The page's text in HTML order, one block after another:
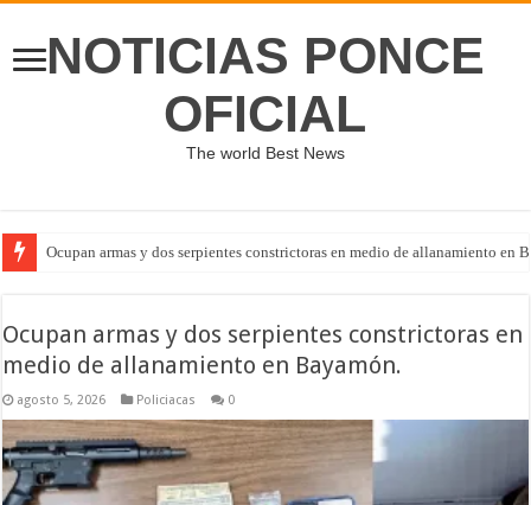
NOTICIAS PONCE
OFICIAL
The world Best News
Ocupan armas y dos serpientes constrictoras en medio de allanamiento en
Ocupan armas y dos serpientes constrictoras en
medio de allanamiento en Bayamón.
agosto 5, 2026 Policiacas 0